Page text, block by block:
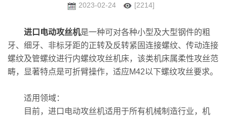
2023-02-24 [2214]
进口电动攻丝机是一种可对各种小型及大型钢件的粗
牙、细牙、非标牙距的正转及反转紧固连接螺纹、传动连接
螺纹及管螺纹进行内螺纹攻丝机床，该类机床属柔性攻丝范
畴，显著特点是可折臂操作，适应M42以下螺纹攻丝要求。
适用领域：
目前，进口电动攻丝机适用于所有机械制造行业，机